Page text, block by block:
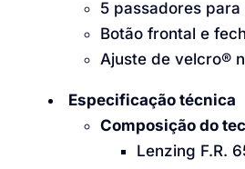
5 passadores
Botão frontal e
Ajuste de velcro®
Especificação técnica
Composição do
Lenzing F.R.